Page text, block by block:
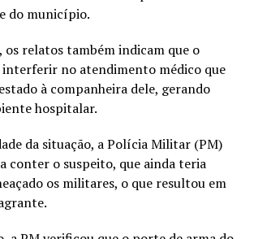
do município.
os relatos também indicam que o
no atendimento médico que
à companheira dele, gerando
hospitalar.
da situação, a Polícia Militar (PM)
conter o suspeito, que ainda teria
os militares, o que resultou em